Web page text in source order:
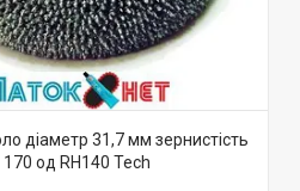
діаметр 31,7 мм зернистість
170 од RH140 Tech